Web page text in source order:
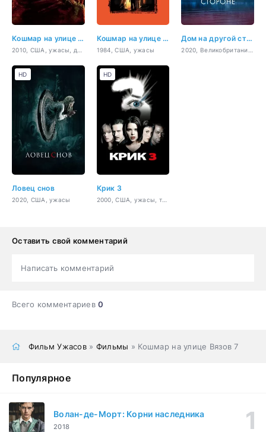
Кошмар на улице Вязов Кошмар на улице Вязов
1984, США, ужасы
Дом на другой стороне
Ловец снов
2020, США, ужасы
HD
Крик 3
2000, США, ужасы, триллер, детектив
HD
Оставить свой комментарий
Написать комментарий
Всего комментариев0
Фильм Ужасов» Фильмы » Кошмар на улице Вязов 7
Популярное
Волан-де-Морт: Корни наследника
2018